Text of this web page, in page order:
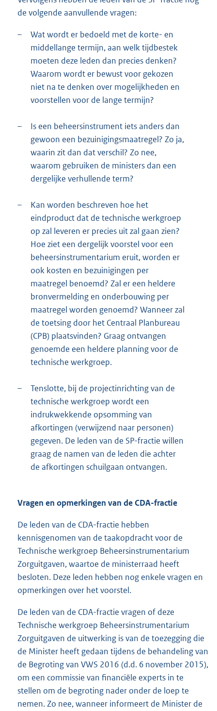
de volgende aanvullende vragen:
–
Wat wordt er bedoeld met de korte- en
middellange termijn, aan welk tijdbestek
moeten deze leden dan precies denken?
Waarom wordt er bewust voor gekozen
niet na te denken over mogelijkheden en
voorstellen voor de lange termijn?
–
Is een beheersinstrument iets anders dan
gewoon een bezuinigingsmaatregel? Zo ja,
waarin zit dan dat verschil? Zo nee,
waarom gebruiken de ministers dan een
dergelijke verhullende term?
–
Kan worden beschreven hoe het
eindproduct dat de technische werkgroep
op zal leveren er precies uit zal gaan zien?
Hoe ziet een dergelijk voorstel voor een
beheersinstrumentarium eruit, worden er
ook kosten en bezuinigingen per
maatregel benoemd? Zal er een heldere
bronvermelding en onderbouwing per
maatregel worden genoemd? Wanneer zal
de toetsing door het Centraal Planbureau
(CPB) plaatsvinden? Graag ontvangen
genoemde een heldere planning voor de
technische werkgroep.
–
Tenslotte, bij de projectinrichting van de
technische werkgroep wordt een
indrukwekkende opsomming van
afkortingen (verwijzend naar personen)
gegeven. De leden van de SP-fractie willen
graag de namen van de leden die achter
de afkortingen schuilgaan ontvangen.
Vragen en opmerkingen van de CDA-fractie
De leden van de CDA-fractie hebben
kennisgenomen van de taakopdracht voor de
Technische werkgroep Beheersinstrumentarium
Zorguitgaven, waartoe de ministerraad heeft
besloten. Deze leden hebben nog enkele vragen en
opmerkingen over het voorstel.
De leden van de CDA-fractie vragen of deze
Technische werkgroep Beheersinstrumentarium
Zorguitgaven de uitwerking is van de toezegging die
de Minister heeft gedaan tijdens de behandeling van
de Begroting van VWS 2016 (d.d. 6 november 2015),
om een commissie van financiële experts in te
stellen om de begroting nader onder de loep te
nemen. Zo nee, wanneer informeert de Minister de